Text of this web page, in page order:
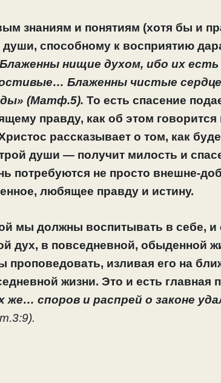
знаниям и понятиям (хотя бы и
способному к восприятию
нищие духом, ибо их
Блаженны чистые
(Матф.5). То есть спасение
правду, как об этом говорится
рассказывает о том, как
души — получит милость и
потребуются не просто внешне-
любящее правду и истину.
мы должны воспитывать в себе, и
дух, в повседневной, обыденной
изливая его на
жизни. Это и есть главная
же… споров и распрей о законе